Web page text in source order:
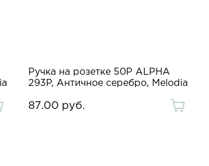
Ручка на розетке 50P ALPHA
293P, Античное серебро, Melodia
87.00 руб.